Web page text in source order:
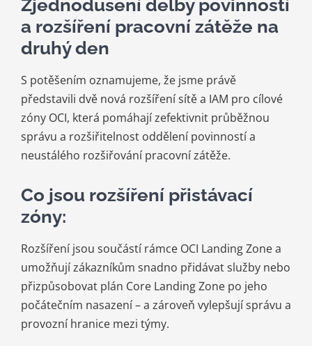
Zjednodušení dělby povinností
a rozšíření pracovní zátěže na
druhý den
S potěšením oznamujeme, že jsme právě
představili dvě nová rozšíření sítě a IAM pro cílové
zóny OCI, která pomáhají zefektivnit průběžnou
správu a rozšiřitelnost oddělení povinností a
neustálého rozšiřování pracovní zátěže.
Co jsou rozšíření přistávací
zóny:
Rozšíření jsou součástí rámce OCI Landing Zone a
umožňují zákazníkům snadno přidávat služby nebo
přizpůsobovat plán Core Landing Zone po jeho
počátečním nasazení – a zároveň vylepšují správu a
provozní hranice mezi týmy.